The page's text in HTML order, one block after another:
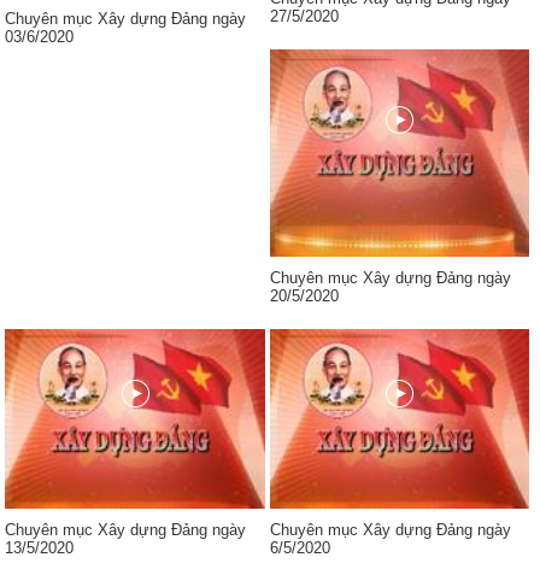
Chuyên mục Xây dựng Đảng ngày
03/6/2020
27/5/2020
Chuyên mục Xây dựng Đảng ngày
20/5/2020
Chuyên mục Xây dựng Đảng ngày
13/5/2020
Chuyên mục Xây dựng Đảng ngày
6/5/2020